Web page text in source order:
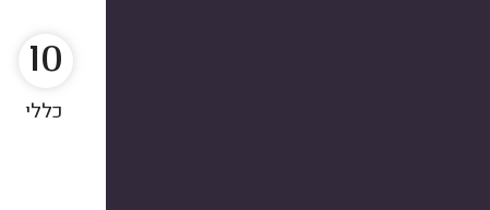
10
כללי